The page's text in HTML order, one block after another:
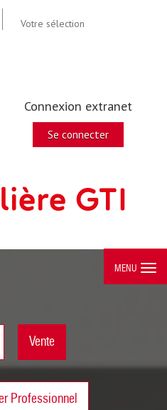
Votre sélection
Connexion extranet
Se connecter
MENU
Vente
Professionnel